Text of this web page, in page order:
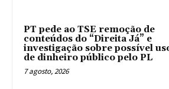
PT pede ao TSE remoção de
conteúdos do “Direita Já” e
investigação sobre possível
de dinheiro público pelo PL
7 agosto, 2026